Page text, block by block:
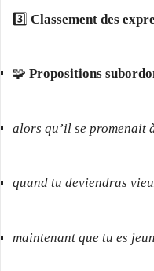
3️⃣ Classement des
🧩 Propositions
alors qu’il se promenait
quand tu deviendras
maintenant que tu es